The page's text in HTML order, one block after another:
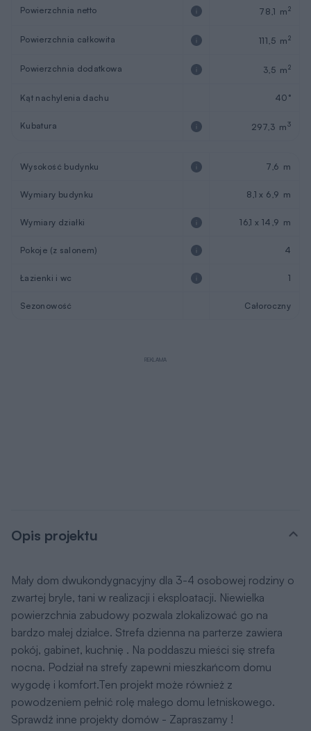
Powierzchnia netto 78,1 m2
Powierzchnia całkowita 111,5 m2
Powierzchnia dodatkowa 3,5 m2
Kąt nachylenia dachu 40°
Kubatura 297,3 m3
Wysokość budynku 7,6 m
Wymiary budynku 8,1 x 6,9 m
Wymiary działki 16,1 x 14,9 m
Pokoje (z salonem) 4
Łazienki i wc 1
Sezonowość Całoroczny
REKLAMA
Opis projektu
Mały dom dwukondygnacyjny dla 3-4 osobowej rodziny o
zwartej bryle, tani w realizacji i eksploatacji. Niewielka
powierzchnia zabudowy pozwala zlokalizować go na
bardzo małej działce. Strefa dzienna na parterze zawiera
pokój, gabinet, kuchnię . Na poddaszu mieści się strefa
nocna. Podział na strefy zapewni mieszkańcom domu
wygodę i komfort.Ten projekt może również z
powodzeniem pełnić rolę małego domu letniskowego.
Sprawdź inne projekty domów - Zapraszamy !